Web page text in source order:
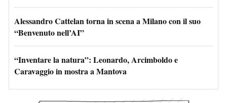
Alessandro Cattelan torna in scena a Milano con il suo
“Benvenuto nell’AI”
“Inventare la natura”: Leonardo, Arcimboldo e
Caravaggio in mostra a Mantova